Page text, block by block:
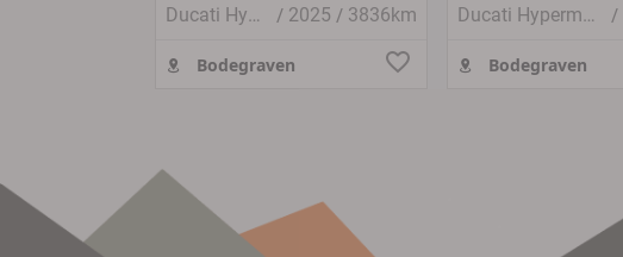
Ducati Hypermotard 698 mono
/ 2025 / 3836km
Bodegraven
Ducati Hypermotard 698 mono
/
Bodegraven